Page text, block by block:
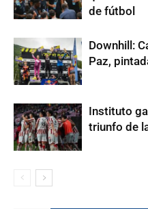
de fútbol
Downhill:
Paz,
Instituto
triunfo de